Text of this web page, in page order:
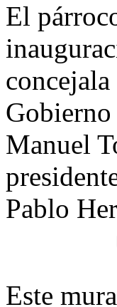
El
Manuel
Pablo
Este